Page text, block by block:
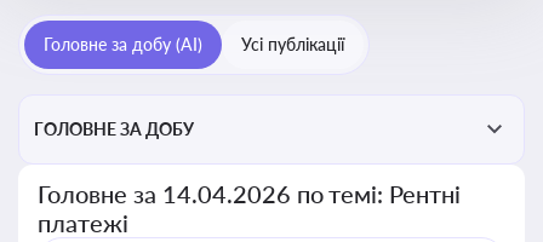
Головне за добу (AI) Усі публікації
ГОЛОВНЕ ЗА ДОБУ
Головне за 14.04.2026 по темі: Рентні
платежі